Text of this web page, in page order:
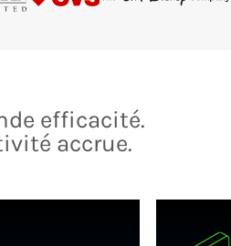
efficacité.
accrue.